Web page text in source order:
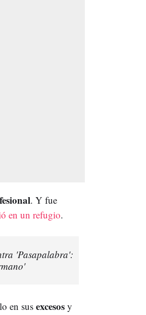
. Y fue
en un refugio.
'Pasapalabra':
en sus excesos y